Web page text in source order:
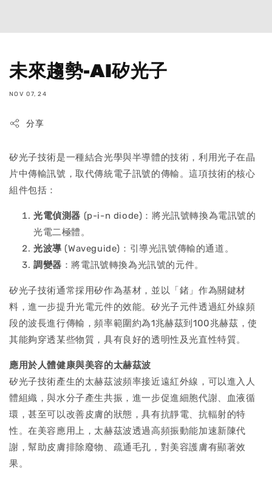
未來趨勢-AI矽光子
NOV 07, 24
分享
矽光子技術是一種結合光學與半導體的技術，利用光子在晶
片中傳輸訊號，取代傳統電子訊號的傳輸。這項技術的核心
組件包括：
光電偵測器 (p-i-n diode)：將光訊號轉換為電訊號的
光電二極體。
光波導 (Waveguide)：引導光訊號傳輸的通道。
調變器 ：將電訊號轉換為光訊號的元件。
矽光子技術通常採用矽作為基材，並以「鍺」作為關鍵材
料，進一步提升光電元件的效能。矽光子元件透過紅外線頻
段的波長進行傳輸，頻率範圍約為1兆赫茲到100兆赫茲，使
其能夠穿透某些物質，具有良好的透明性及光直性特質。
應用於人體健康與美容的太赫茲波
矽光子技術產生的太赫茲波頻率接近遠紅外線，可以進入人
體組織，與水分子產生共振，進一步促進細胞代謝、血液循
環，甚至可以改善皮膚的狀態，具有抗靜電、抗輻射的特
性。在美容應用上，太赫茲波透過高頻振動能加速新陳代
謝，幫助皮膚排除廢物、疏通毛孔，對美容護膚有顯著效
果。